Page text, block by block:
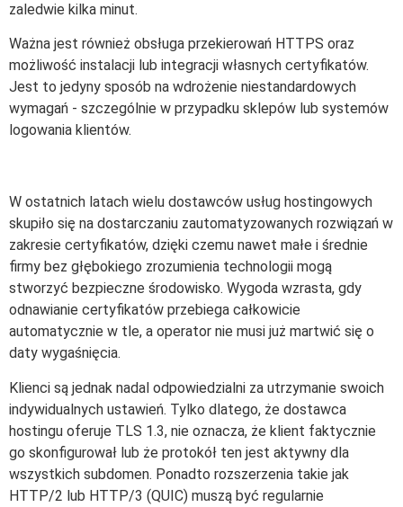
zaledwie kilka minut.
Ważna jest również obsługa przekierowań HTTPS oraz
możliwość instalacji lub integracji własnych certyfikatów.
Jest to jedyny sposób na wdrożenie niestandardowych
wymagań - szczególnie w przypadku sklepów lub systemów
logowania klientów.
W ostatnich latach wielu dostawców usług hostingowych
skupiło się na dostarczaniu zautomatyzowanych rozwiązań w
zakresie certyfikatów, dzięki czemu nawet małe i średnie
firmy bez głębokiego zrozumienia technologii mogą
stworzyć bezpieczne środowisko. Wygoda wzrasta, gdy
odnawianie certyfikatów przebiega całkowicie
automatycznie w tle, a operator nie musi już martwić się o
daty wygaśnięcia.
Klienci są jednak nadal odpowiedzialni za utrzymanie swoich
indywidualnych ustawień. Tylko dlatego, że dostawca
hostingu oferuje TLS 1.3, nie oznacza, że klient faktycznie
go skonfigurował lub że protokół ten jest aktywny dla
wszystkich subdomen. Ponadto rozszerzenia takie jak
HTTP/2 lub HTTP/3 (QUIC) muszą być regularnie